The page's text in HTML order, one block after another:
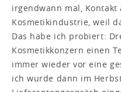
irgendwann mal,
Kosmetikindustrie, weil
Das habe ich probiert:
Kosmetikkonzern einen
immer wieder vor eine
ich wurde dann im